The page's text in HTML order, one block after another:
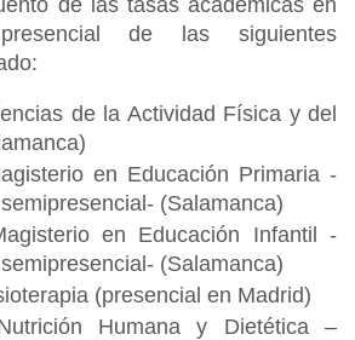
de las tasas académicas en
de las siguientes
de la Actividad Física y del
en Educación Primaria -
(Salamanca)
en Educación Infantil -
(Salamanca)
(presencial en Madrid)
Humana y Dietética –